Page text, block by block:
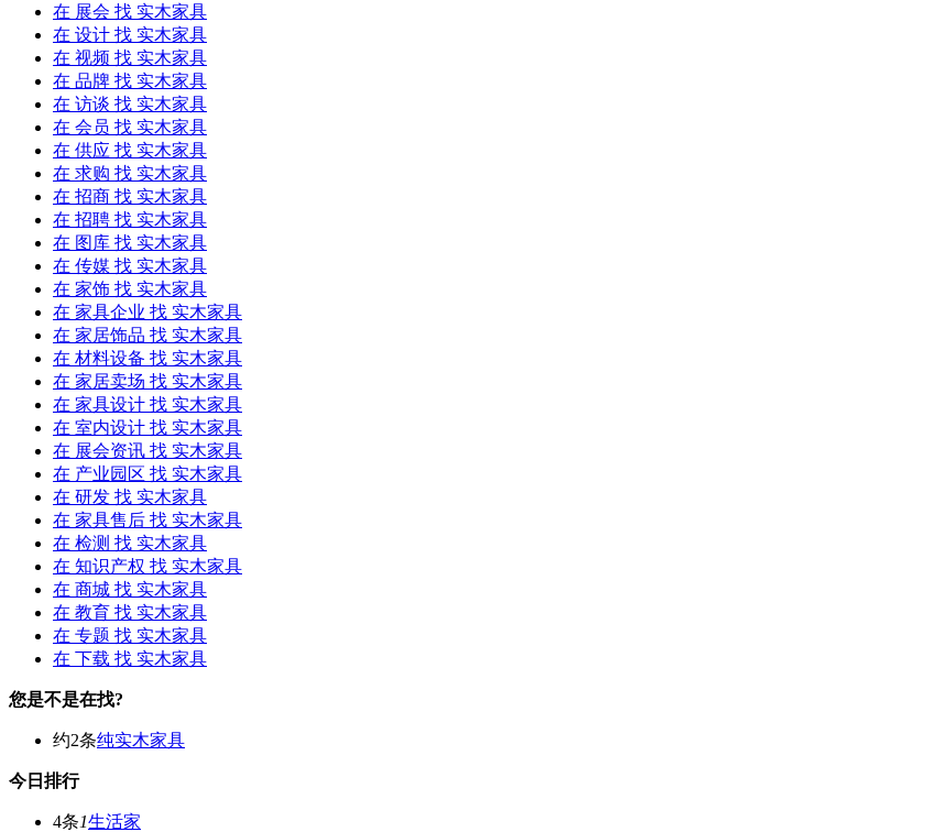
在 展会 找 实木家具
在 设计 找 实木家具
在 视频 找 实木家具
在 品牌 找 实木家具
在 访谈 找 实木家具
在 会员 找 实木家具
在 供应 找 实木家具
在 求购 找 实木家具
在 招商 找 实木家具
在 招聘 找 实木家具
在 图库 找 实木家具
在 传媒 找 实木家具
在 家饰 找 实木家具
在 家具企业 找 实木家具
在 家居饰品 找 实木家具
在 材料设备 找 实木家具
在 家居卖场 找 实木家具
在 家具设计 找 实木家具
在 室内设计 找 实木家具
在 展会资讯 找 实木家具
在 产业园区 找 实木家具
在 研发 找 实木家具
在 家具售后 找 实木家具
在 检测 找 实木家具
在 知识产权 找 实木家具
在 商城 找 实木家具
在 教育 找 实木家具
在 专题 找 实木家具
在 下载 找 实木家具
您是不是在找?
约2条纯实木家具
今日排行
4条1生活家